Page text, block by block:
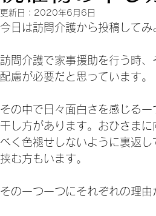
更新日： 2020年6月6日
今日は訪問介護から投稿してみ
訪問介護で家事援助を行う時
配慮が必要だと思っています。
その中で日々面白さを感じる
干し方があります。おひさま
べく色褪せしないように裏返し
挟む方もいます。
その一つ一つにそれぞれの理